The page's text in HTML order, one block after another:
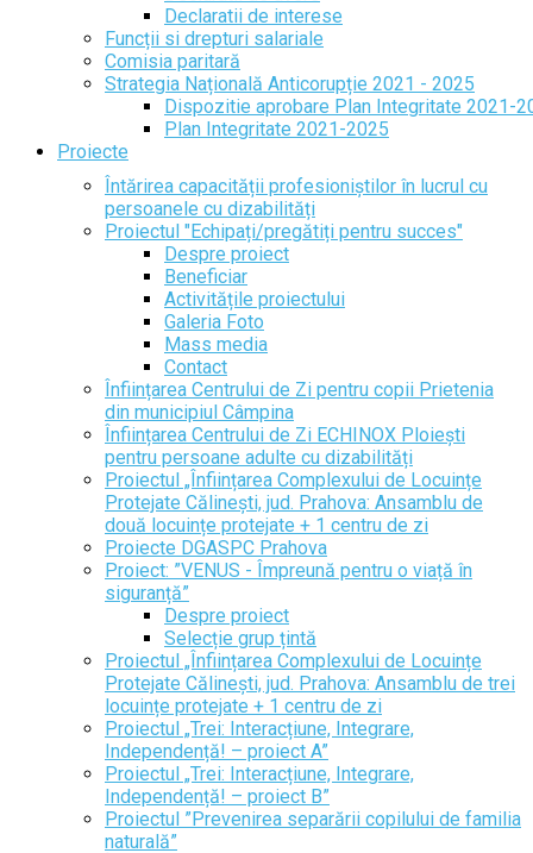
Declaratii de interese
Funcții si drepturi salariale
Comisia paritară
Strategia Națională Anticorupție 2021 - 2025
Dispozitie aprobare Plan Integritate 2021-
Plan Integritate 2021-2025
Proiecte
Întărirea capacității profesioniștilor în lucrul cu
persoanele cu dizabilități
Proiectul "Echipați/pregătiți pentru succes"
Despre proiect
Beneficiar
Activitățile proiectului
Galeria Foto
Mass media
Contact
Înființarea Centrului de Zi pentru copii Prietenia
din municipiul Câmpina
Înființarea Centrului de Zi ECHINOX Ploiești
pentru persoane adulte cu dizabilități
Proiectul „Înființarea Complexului de Locuințe
Protejate Călinești, jud. Prahova: Ansamblu de
două locuințe protejate + 1 centru de zi
Proiecte DGASPC Prahova
Proiect: ”VENUS - Împreună pentru o viață în
siguranță”
Despre proiect
Selecție grup țintă
Proiectul „Înființarea Complexului de Locuințe
Protejate Călinești, jud. Prahova: Ansamblu de trei
locuințe protejate + 1 centru de zi
Proiectul „Trei: Interacțiune, Integrare,
Independență! – proiect A”
Proiectul „Trei: Interacțiune, Integrare,
Independență! – proiect B”
Proiectul ”Prevenirea separării copilului de familia
naturală”